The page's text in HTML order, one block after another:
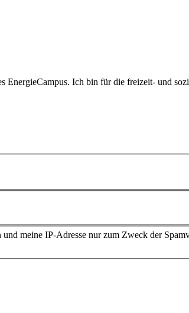
Ich bin für die freizeit- und
meine IP-Adresse nur zum Zweck der